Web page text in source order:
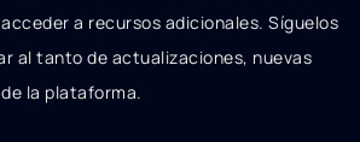
a recursos adicionales. Síguelos
al tanto de actualizaciones, nuevas
la plataforma.